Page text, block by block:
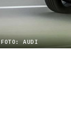
FOTO: AUDI